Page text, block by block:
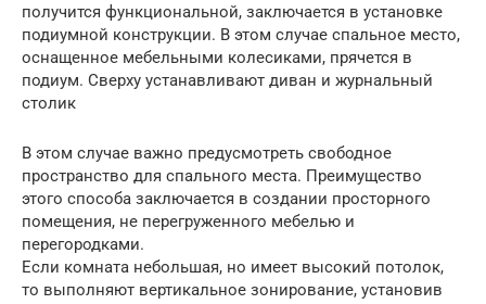
получится функциональной, заключается в установке
подиумной конструкции. В этом случае спальное место,
оснащенное мебельными колесиками, прячется в
подиум. Сверху устанавливают диван и журнальный
столик
В этом случае важно предусмотреть свободное
пространство для спального места. Преимущество
этого способа заключается в создании просторного
помещения, не перегруженного мебелью и
перегородками.
Если комната небольшая, но имеет высокий потолок,
то выполняют вертикальное зонирование, установив